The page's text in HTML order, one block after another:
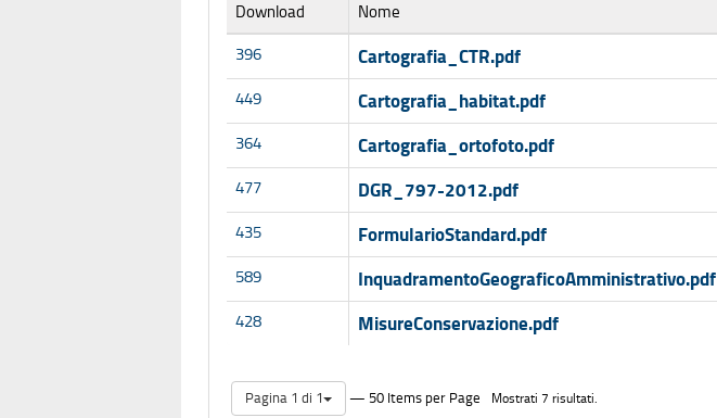
Download Nome
396 Cartografia_CTR.pdf
449 Cartografia_habitat.pdf
364 Cartografia_ortofoto.pdf
477 DGR_797-2012.pdf
435 FormularioStandard.pdf
589 InquadramentoGeograficoAmministrativo.pdf
428 MisureConservazione.pdf
Pagina 1 di 1 — 50 Items per Page Mostrati 7 risultati.